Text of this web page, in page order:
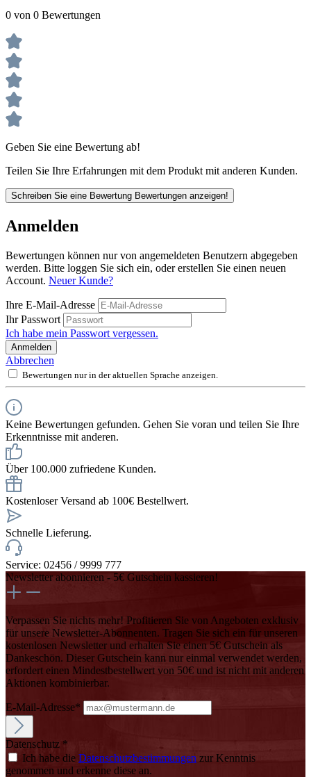
0 von 0 Bewertungen
Geben Sie eine Bewertung ab!
Teilen Sie Ihre Erfahrungen mit dem Produkt mit anderen Kunden.
Schreiben Sie eine Bewertung Bewertungen anzeigen!
Anmelden
Bewertungen können nur von angemeldeten Benutzern abgegeben
werden. Bitte loggen Sie sich ein, oder erstellen Sie einen neuen
Account. Neuer Kunde?
Ihre E-Mail-Adresse
Ihr Passwort
Ich habe mein Passwort vergessen.
Anmelden
Abbrechen
Bewertungen nur in der aktuellen Sprache anzeigen.
Keine Bewertungen gefunden. Gehen Sie voran und teilen Sie Ihre
Erkenntnisse mit anderen.
Über 100.000 zufriedene Kunden.
Kostenloser Versand ab 100€ Bestellwert.
Schnelle Lieferung.
Service: 02456 / 9999 777
Newsletter abonnieren - 5€ Gutschein kassieren!
Verpassen Sie nichts mehr! Profitieren Sie von Angeboten exklusiv
für unsere Newsletter-Abonnenten. Tragen Sie sich ein für unseren
kostenlosen Newsletter und erhalten Sie einen 5€ Gutschein als
Dankeschön. Dieser Gutschein kann nur einmal verwendet werden,
erfordert einen Mindestbestellwert von 50€ und ist nicht mit anderen
Aktionen kombinierbar.
E-Mail-Adresse*
Datenschutz *
Ich habe die Datenschutzbestimmungen zur Kenntnis
genommen und erkenne diese an.